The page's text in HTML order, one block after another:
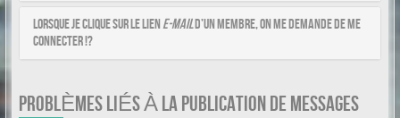
Lorsque je clique sur le liene-maild’un membre, on me demande de me
connecter !?
PROBLÈMES LIÉS À LA PUBLICATION DE MESSAGES